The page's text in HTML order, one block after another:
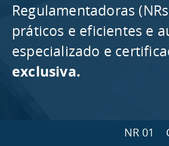
Regulamentadoras
práticos e eficientes e
especializado e
exclusiva.
NR 01